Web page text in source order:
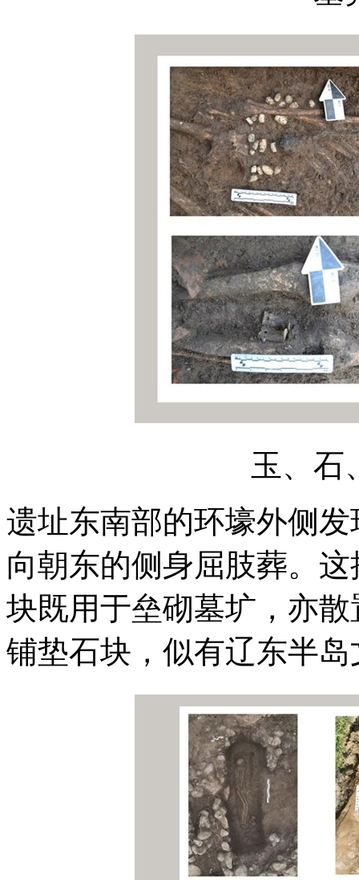
玉、石
遗址东南部的环壕外侧
向朝东的侧身屈肢葬。
块既用于垒砌墓圹，亦
铺垫石块，似有辽东半